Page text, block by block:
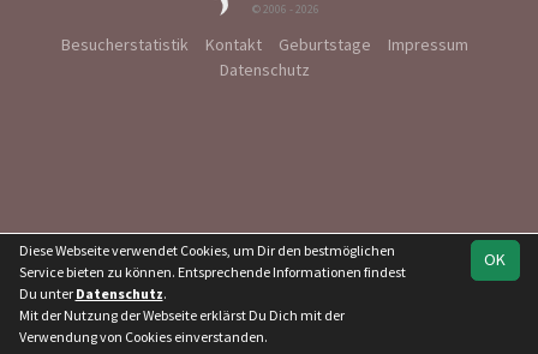
© 2006 - 2026
Besucherstatistik Kontakt Geburtstage
Impressum
Datenschutz
OK
Diese Webseite verwendet Cookies, um Dir den bestmöglichen
Service bieten zu können. Entsprechende Informationen findest
Du unter Datenschutz.
Mit der Nutzung der Webseite erklärst Du Dich mit der
Verwendung von Cookies einverstanden.